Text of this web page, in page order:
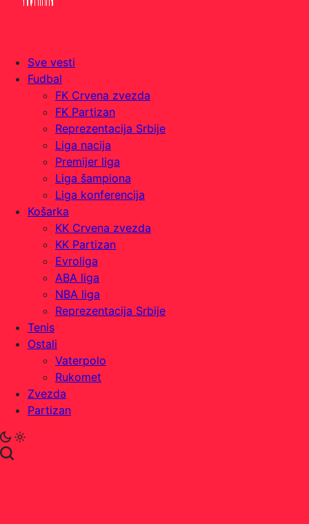
Sve vesti
Fudbal
FK Crvena zvezda
FK Partizan
Reprezentacija Srbije
Liga nacija
Premijer liga
Liga šampiona
Liga konferencija
Košarka
KK Crvena zvezda
KK Partizan
Evroliga
ABA liga
NBA liga
Reprezentacija Srbije
Tenis
Ostali
Vaterpolo
Rukomet
Zvezda
Partizan